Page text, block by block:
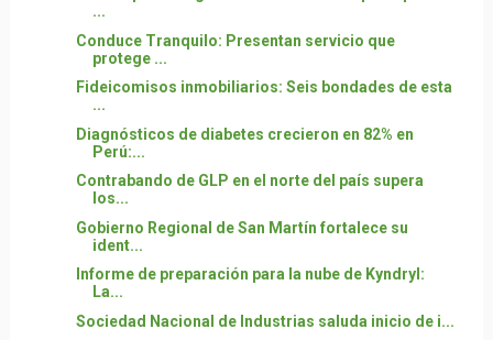
...
Conduce Tranquilo: Presentan servicio que
protege ...
Fideicomisos inmobiliarios: Seis bondades de esta
...
Diagnósticos de diabetes crecieron en 82% en
Perú:...
Contrabando de GLP en el norte del país supera
los...
Gobierno Regional de San Martín fortalece su
ident...
Informe de preparación para la nube de Kyndryl:
La...
Sociedad Nacional de Industrias saluda inicio de i...